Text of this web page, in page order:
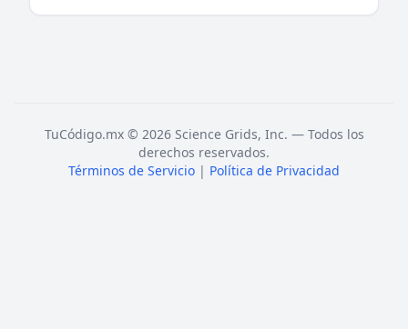
TuCódigo.mx © 2026 Science Grids, Inc. — Todos los
derechos reservados.
Términos de Servicio | Política de Privacidad